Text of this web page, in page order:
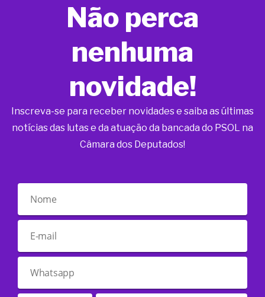
Não perca
nenhuma
novidade!
Inscreva-se para receber novidades e saiba as últimas
notícias das lutas e da atuação da bancada do PSOL na
Câmara dos Deputados!